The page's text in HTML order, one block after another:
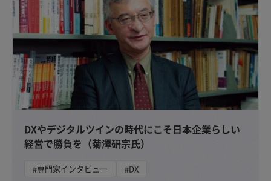
DXやデジタルツインの時代にこそ日本企業らしい
経営で勝負を（菊澤研宗氏）
#専門家インタビュー
#DX